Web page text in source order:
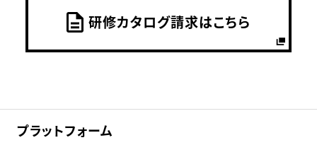
研修カタログ請求はこちら
プラットフォーム